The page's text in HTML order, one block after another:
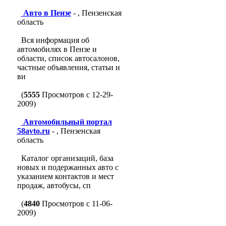
Авто в Пензе- , Пензенская
область
Вся информация об
автомобилях в Пензе и
области, список автосалонов,
частные объявления, статьи и
ви
(5555Просмотров с 12-29-
2009)
Автомобильный портал
58avto.ru - , Пензенская
область
Каталог организаций, база
новых и подержанных авто с
указанием контактов и мест
продаж, автобусы, сп
(4840Просмотров с 11-06-
2009)